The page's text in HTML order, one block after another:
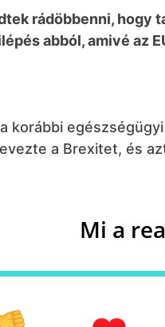
rádöbbenni,
abból, amivé az
korábbi
a Brexitet, és
Mi a